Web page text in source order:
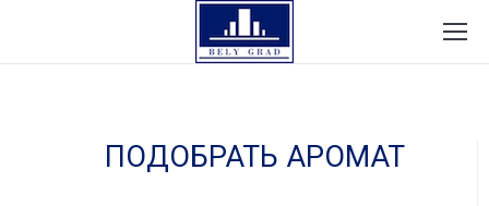
ПОДОБРАТЬ АРОМАТ